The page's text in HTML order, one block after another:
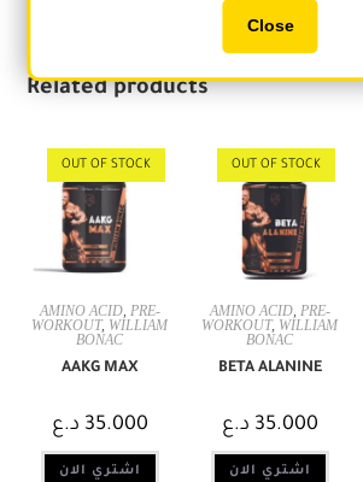
Related products
OUT OF STOCK
AMINO ACID, PRE-
WORKOUT, WILLIAM
BONAC
AAKG MAX
35.000 د.ع
اشتري الان
OUT OF STOCK
AMINO ACID, PRE-
WORKOUT, WILLIAM
BONAC
BETA ALANINE
35.000 د.ع
اشتري الان
Close